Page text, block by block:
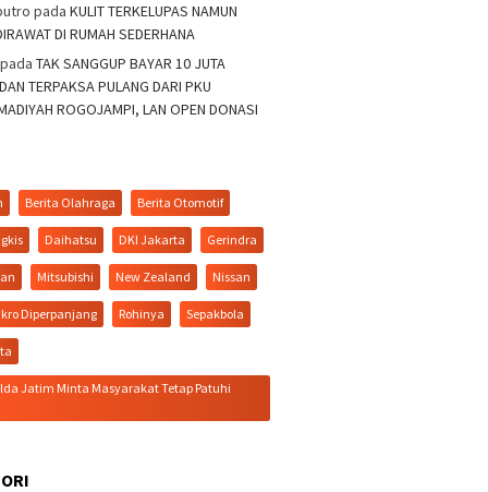
padaKULIT TERKELUPAS NAMUN
DI RUMAH SEDERHANA
TAK SANGGUP BAYAR 10 JUTA
TERPAKSA PULANG DARI PKU
ROGOJAMPI, LAN OPEN DONASI
Berita Olahraga Berita Otomotif
Daihatsu DKI Jakarta Gerindra
Mitsubishi New Zealand Nissan
Diperpanjang Rohinya Sepakbola
Jatim Minta Masyarakat Tetap Patuhi